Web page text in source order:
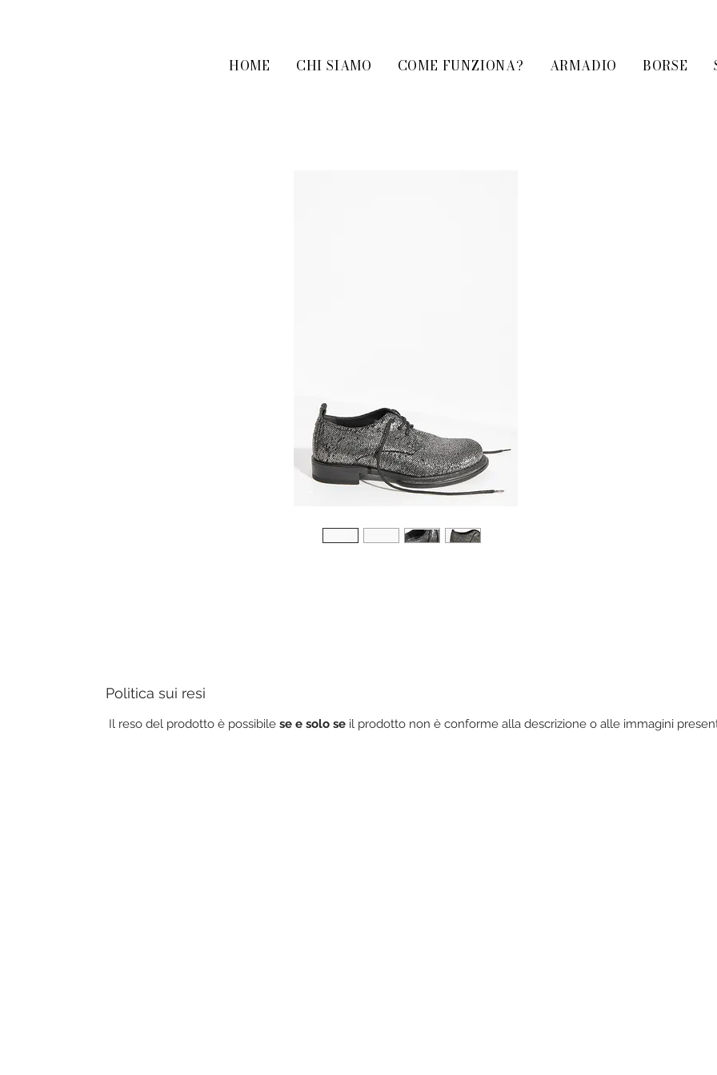
HOME CHI SIAMO COME FUNZIONA? ARMADIO BORSE
Politica sui resi
Il reso del prodotto è possibile se e solo se il prodotto non è conforme alla descrizione o alle immagini